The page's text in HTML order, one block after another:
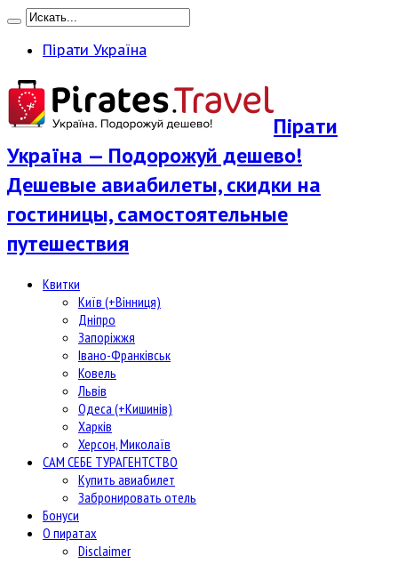
Пірати Україна
Пірати
Україна — Подорожуй дешево!
Дешевые авиабилеты, скидки на
гостиницы, самостоятельные
путешествия
Квитки
Київ (+Вінниця)
Дніпро
Запоріжжя
Івано-Франківськ
Ковель
Львів
Одеса (+Кишинів)
Харків
Херсон, Миколаїв
САМ СЕБЕ ТУРАГЕНТСТВО
Купить авиабилет
Забронировать отель
Бонуси
О пиратах
Disclaimer